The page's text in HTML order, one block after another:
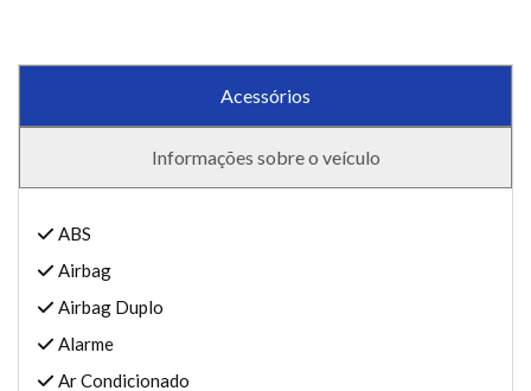
Acessórios
Informações sobre o veículo
ABS
Airbag
Airbag Duplo
Alarme
Ar Condicionado